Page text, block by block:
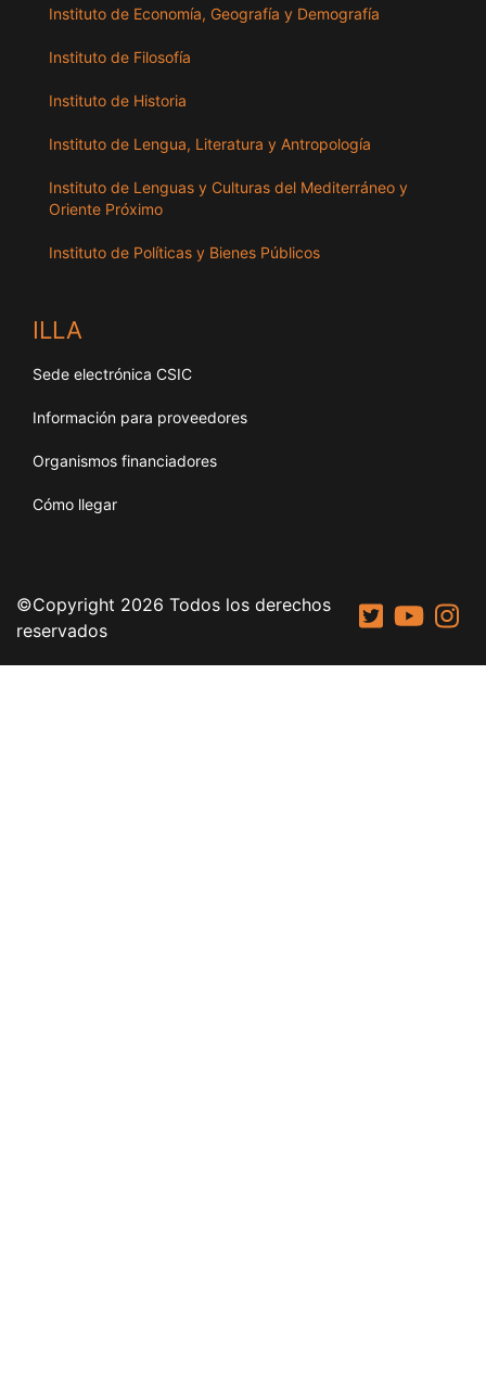
Instituto de Economía, Geografía y Demografía
Instituto de Filosofía
Instituto de Historia
Instituto de Lengua, Literatura y Antropología
Instituto de Lenguas y Culturas del Mediterráneo y
Oriente Próximo
Instituto de Políticas y Bienes Públicos
ILLA
Sede electrónica CSIC
Información para proveedores
Organismos financiadores
Cómo llegar
©Copyright 2026 Todos los derechos
reservados